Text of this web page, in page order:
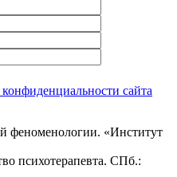
сайта
феноменологии. «Институт
психотерапевта. СПб.: